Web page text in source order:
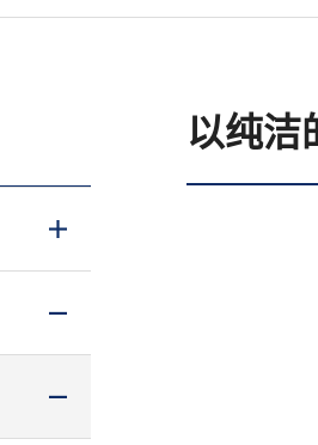
以纯洁